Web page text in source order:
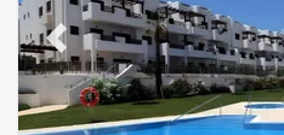
Previous